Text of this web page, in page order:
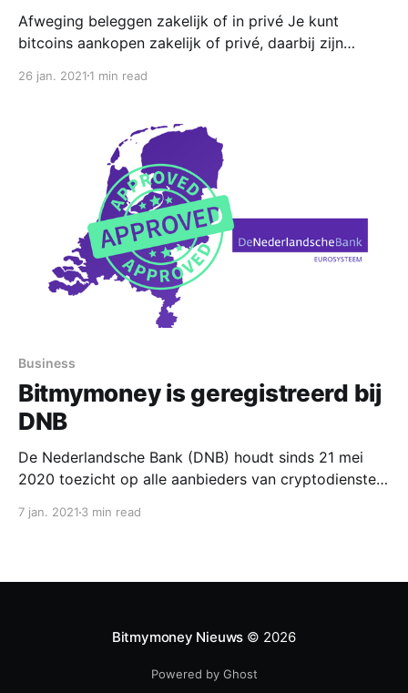
Afweging beleggen zakelijk of in privé Je kunt
bitcoins aankopen zakelijk of privé, daarbij zijn
zijn om bitcoins als privé te kopen, aangezien
belasting hoeft te betalen over waardestijgingen.
Bitcoin wordt gezien als vermogen en
26 jan. 2021 1 min read
Business
Bitmymoney is geregistreerd bij
DNB
De Nederlandsche Bank (DNB) houdt sinds 21 mei
2020 toezicht op alle aanbieders van cryptodiensten
in het openbaar register van DNB. Daarvoor moeten
7 jan. 2021 3 min read
Bitmymoney Nieuws © 2026
Powered by Ghost